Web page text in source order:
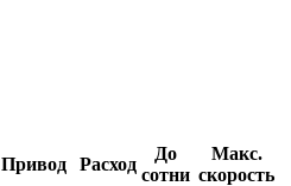
Привод Расход
До
сотни
Макс.
скорость